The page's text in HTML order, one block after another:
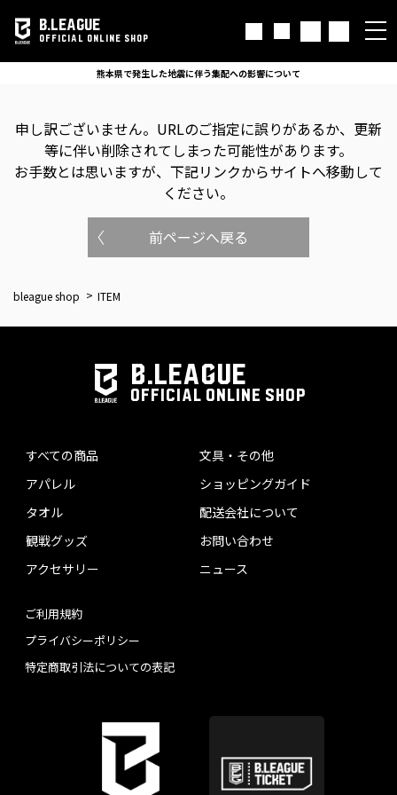
B.LEAGUE
OFFICIAL ONLINE SHOP
熊本県で発生した地震に伴う集配への影響について
申し訳ございません。 URLのご指定に誤りがあるか、更新
等に伴い削除されてしまった可能性があります。
お手数とは思いますが、下記リンクからサイトへ移動して
ください。
前ページへ戻る
bleague shop ITEM
B.LEAGUE
OFFICIAL ONLINE SHOP
すべての商品
アパレル
タオル
観戦グッズ
アクセサリー
文具・その他
ショッピングガイド
配送会社について
お問い合わせ
ニュース
ご利用規約
プライバシーポリシー
特定商取引法についての表記